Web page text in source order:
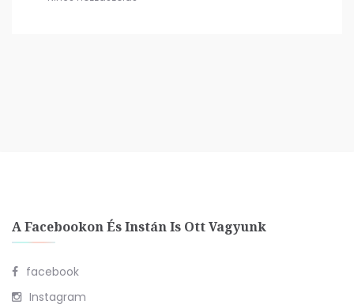
A Facebookon És Instán Is Ott Vagyunk
facebook
Instagram